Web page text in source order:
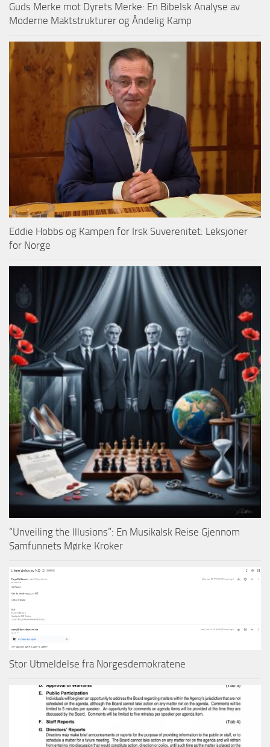
Guds Merke mot Dyrets Merke: En Bibelsk Analyse av
Moderne Maktstrukturer og Åndelig Kamp
Eddie Hobbs og Kampen for Irsk Suverenitet: Leksjoner
for Norge
“Unveiling the Illusions”: En Musikalsk Reise Gjennom
Samfunnets Mørke Kroker
Stor Utmeldelse fra Norgesdemokratene